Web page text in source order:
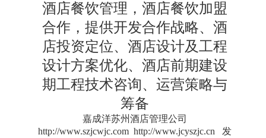
酒店餐饮管理，酒店餐饮加盟
合作，提供开发合作战略、酒
店投资定位、酒店设计及工程
设计方案优化、酒店前期建设
期工程技术咨询、运营策略与
筹备
嘉成洋苏州酒店管理公司
http://www.szjcwjc.com http://www.jcyszjc.cn 发